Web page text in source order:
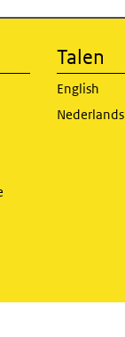
Talen
English
Nederlands